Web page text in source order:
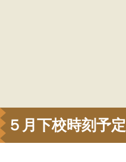
５月下校時刻予定